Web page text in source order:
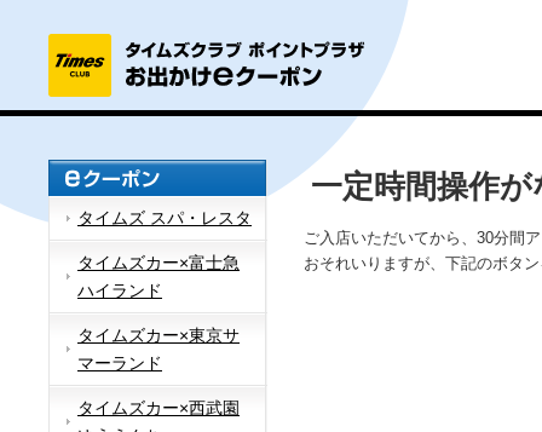
タイムズ スパ・レスタ
タイムズカー×富士急
ハイランド
タイムズカー×東京サ
マーランド
タイムズカー×西武園
一定時間操作
ご入店いただいてから、30分間
おそれいりますが、下記のボタ